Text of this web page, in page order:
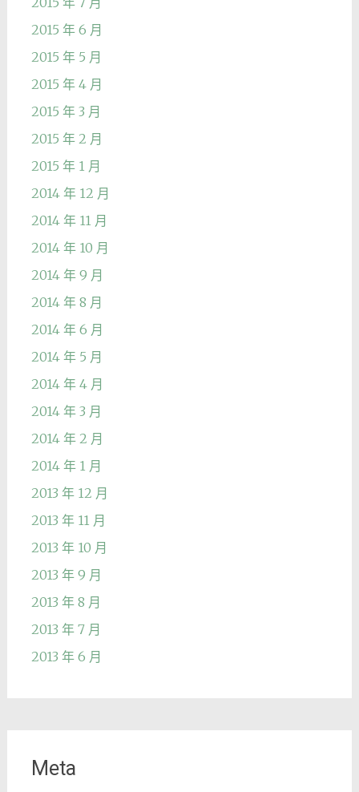
2015 年 6 月
2015 年 5 月
2015 年 4 月
2015 年 3 月
2015 年 2 月
2015 年 1 月
2014 年 12 月
2014 年 11 月
2014 年 10 月
2014 年 9 月
2014 年 8 月
2014 年 6 月
2014 年 5 月
2014 年 4 月
2014 年 3 月
2014 年 2 月
2014 年 1 月
2013 年 12 月
2013 年 11 月
2013 年 10 月
2013 年 9 月
2013 年 8 月
2013 年 7 月
2013 年 6 月
Meta